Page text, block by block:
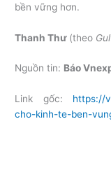
bền vững hơn.
Thanh Thư (theo
Nguồn tin: Báo
Link gốc: https://
cho-kinh-te-ben-